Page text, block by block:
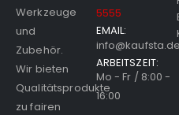
Werkzeuge
und
Zubehör.
Wir bieten
Qualitätsprodukte
zu fairen
5555
EMAIL:
info@kaufsta.de
ARBEITSZEIT:
Mo - Fr / 8:00 -
16:00